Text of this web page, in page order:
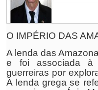
O IMPÉRIO DAS
A lenda das
e foi associada à
guerreiras por
A lenda grega se